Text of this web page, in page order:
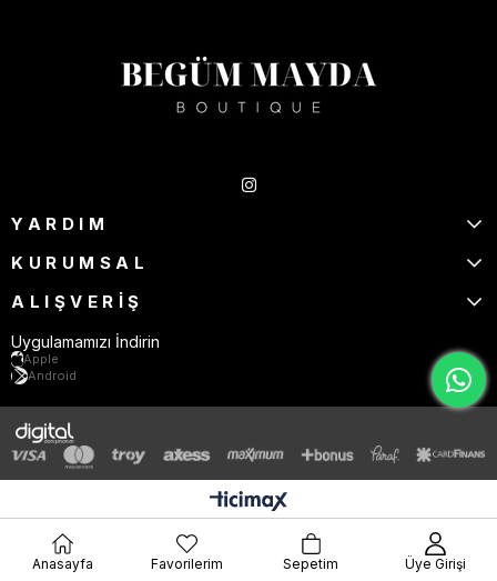
YARDIM
KURUMSAL
ALIŞVERİŞ
Uygulamamızı İndirin
Apple
Android
Anasayfa Favorilerim Sepetim Üye Girişi